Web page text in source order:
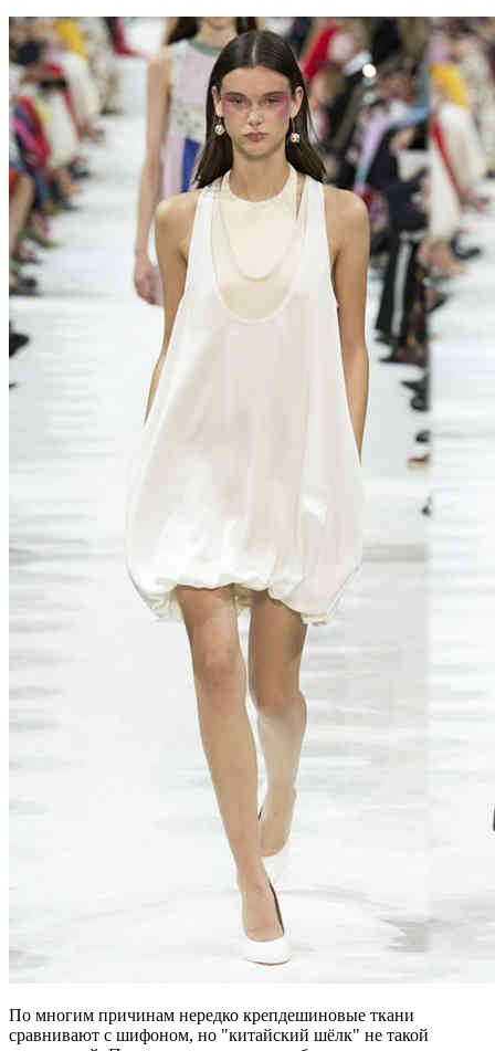
По многим причинам нередко крепдешиновые ткани
сравнивают с шифоном, но "китайский шёлк" не такой